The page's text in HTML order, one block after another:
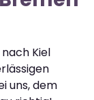
Kiel
uns, dem